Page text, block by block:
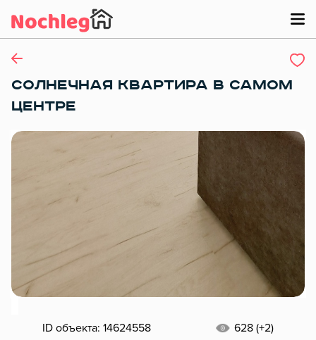
СOЛНEЧНAЯ КВAPТИPA В CAМOМ
ЦЕНТРЕ
ID объекта: 14624558 628 (+2)